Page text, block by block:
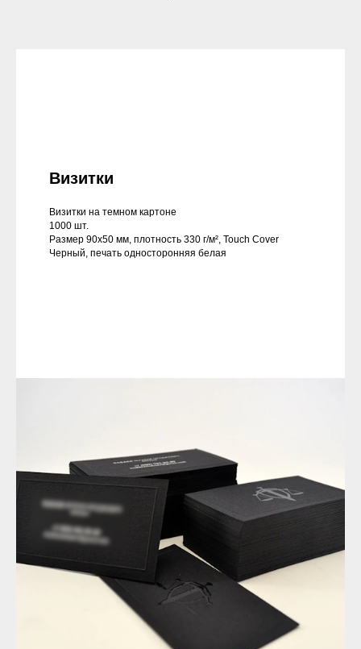
Визитки
Визитки на темном картоне
1000 шт.
Размер 90х50 мм, плотность 330 г/м², Touch Cover
Черный, печать односторонняя белая